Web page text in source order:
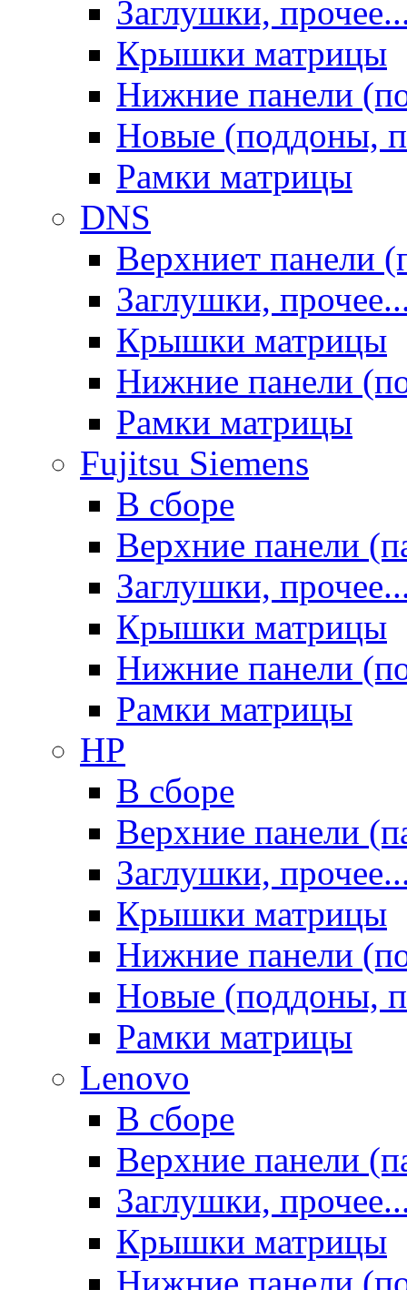
Заглушки,
Крышки матрицы
Нижние панели
Новые (поддоны,
Рамки матрицы
DNS
Верхниет панели
Заглушки,
Крышки матрицы
Нижние панели
Рамки матрицы
Fujitsu Siemens
В сборе
Верхние панели
Заглушки,
Крышки матрицы
Нижние панели
Рамки матрицы
HP
В сборе
Верхние панели
Заглушки,
Крышки матрицы
Нижние панели
Новые (поддоны,
Рамки матрицы
Lenovo
В сборе
Верхние панели
Заглушки,
Крышки матрицы
Нижние панели